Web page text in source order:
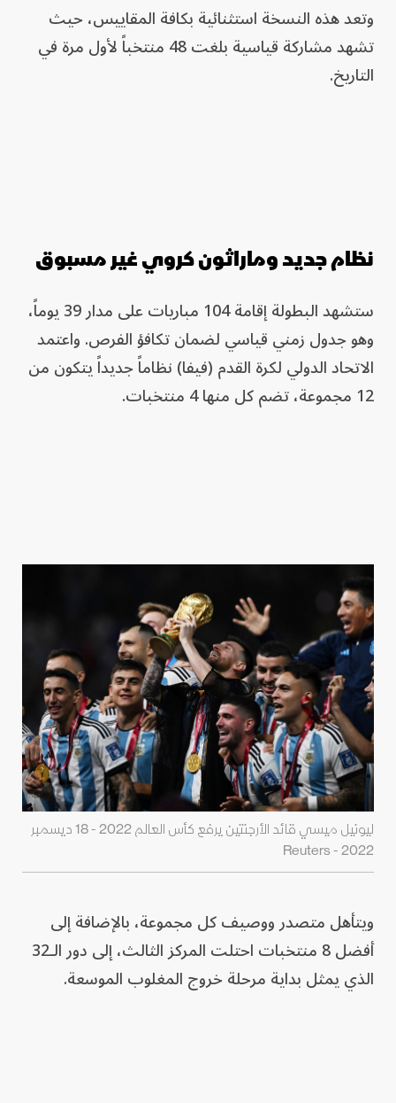
وتعد هذه النسخة استثنائية بكافة المقاييس، حيث
تشهد مشاركة قياسية بلغت 48 منتخباً لأول مرة في
التاريخ.
نظام جديد وماراثون كروي غير مسبوق
ستشهد البطولة إقامة 104 مباريات على مدار 39 يوماً،
وهو جدول زمني قياسي لضمان تكافؤ الفرص. واعتمد
الاتحاد الدولي لكرة القدم (فيفا) نظاماً جديداً يتكون من
12 مجموعة، تضم كل منها 4 منتخبات.
ليونيل ميسي قائد الأرجنتين يرفع كأس العالم 2022 - 18 ديسمبر
2022 - Reuters
ويتأهل متصدر ووصيف كل مجموعة، بالإضافة إلى
أفضل 8 منتخبات احتلت المركز الثالث، إلى دور الـ32
الذي يمثل بداية مرحلة خروج المغلوب الموسعة.